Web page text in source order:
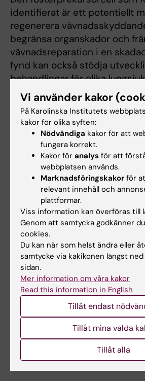
identifierat är ett potentiellt
regenerera
begränsa organskador och
vävnadsreparation i en
fynd kan också stödja
behandlingar för olika
Forskningen finansierades av
Vetenskapsrådet, SciLifeLab,
Wallenbergs Stiftelse,
Centrum för innovativ
Region Stockholm, Hjärt-
och Augusta Hedlunds
Vetenskapsakademien. En av
studieförfattarna från Yale
rapporterat
beskrivna i den
Publikation
CD116+ fetal precursors
perinatal lung and give rise to
macrophages
”, Elza Evren,
Jean-Marc Doisne, Anna
Sleiers, Richard A. Flavell,
Tim Willinger.Journal of
12 januari 2022, doi:
10.1084/jem.20210987.
Vi använder kakor
På Karolinska Institutets
kakor för olika syften:
Nödvändiga kakor för att
fungera korrekt.
Kakor för analys för att
webbplatsen används.
Marknadsföringskakor för
relevant innehåll och
plattformar.
Viss information kan överföras till
Genom att samtycka godkänner
cookies.
Du kan när som helst ändra eller
samtycke via kakikonen längst
sidan.
Mer information om våra kakor
Read this information in English
Tillåt endast
Tillåt mina valda
Tillåt alla